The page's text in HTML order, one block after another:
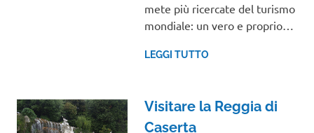
mete più ricercate del turismo
mondiale: un vero e proprio…
LEGGI TUTTO
Visitare la Reggia di
Caserta